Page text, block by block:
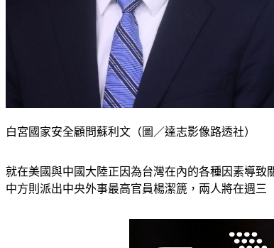
白宮國家安全顧問蘇利文（圖／達志影像路透社）
就在美國與中國大陸正因為台灣在內的各種因素導致
中方則派出中央外事最高官員楊潔篪，兩人將在週三